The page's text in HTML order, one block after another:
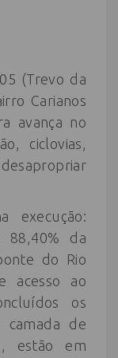
(Trevo da
Carianos
avança no
ciclovias,
execução:
88,40% da
do Rio
acesso ao
os
camada de
estão em